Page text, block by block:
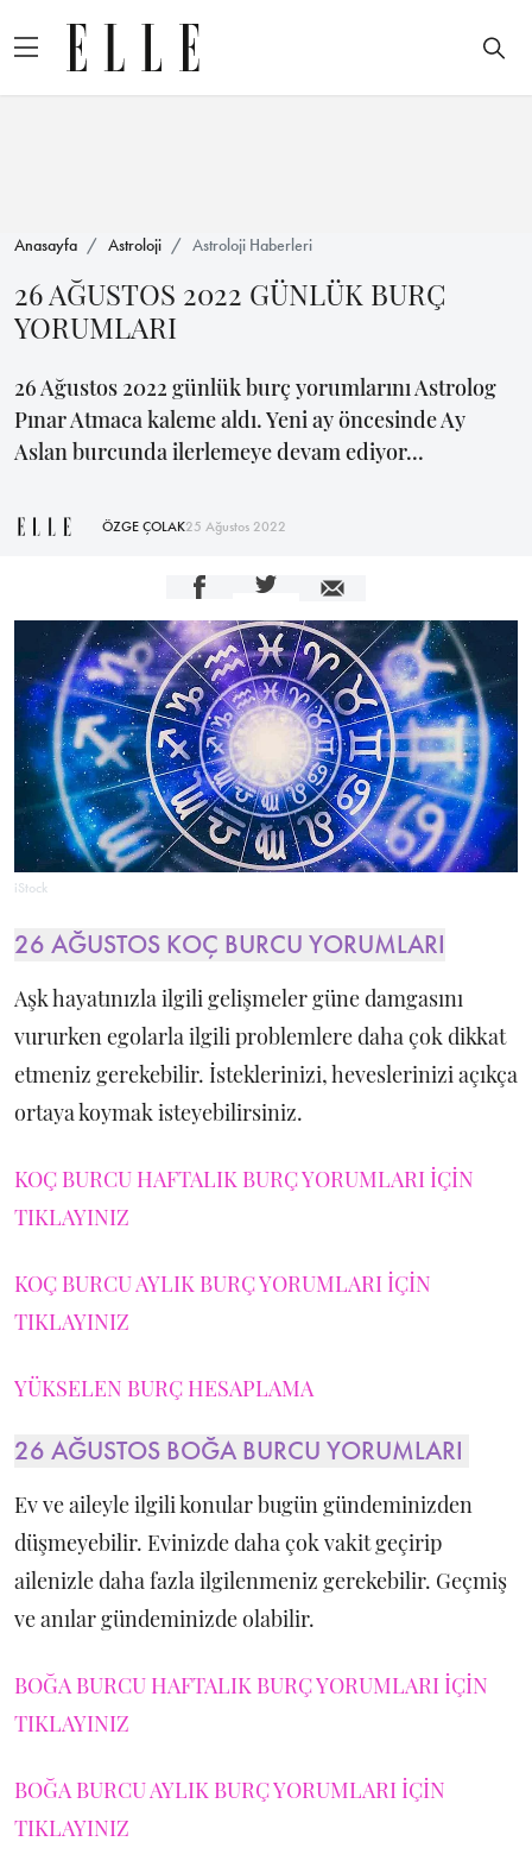
Anasayfa Astroloji Astroloji Haberleri
26 AĞUSTOS 2022 GÜNLÜK BURÇ
YORUMLARI
26 Ağustos 2022 günlük burç yorumlarını Astrolog
Pınar Atmaca kaleme aldı. Yeni ay öncesinde Ay
Aslan burcunda ilerlemeye devam ediyor...
ÖZGE ÇOLAK25 Ağustos 2022
iStock
26 AĞUSTOS KOÇ BURCU YORUMLARI
Aşk hayatınızla ilgili gelişmeler güne damgasını
vururken egolarla ilgili problemlere daha çok dikkat
etmeniz gerekebilir. İsteklerinizi, heveslerinizi açıkça
ortaya koymak isteyebilirsiniz.
KOÇ BURCU HAFTALIK BURÇ YORUMLARI İÇİN
TIKLAYINIZ
KOÇ BURCU AYLIK BURÇ YORUMLARI İÇİN
TIKLAYINIZ
YÜKSELEN BURÇ HESAPLAMA
26 AĞUSTOS BOĞA BURCU YORUMLARI
Ev ve aileyle ilgili konular bugün gündeminizden
düşmeyebilir. Evinizde daha çok vakit geçirip
ailenizle daha fazla ilgilenmeniz gerekebilir. Geçmiş
ve anılar gündeminizde olabilir.
BOĞA BURCU HAFTALIK BURÇ YORUMLARI İÇİN
TIKLAYINIZ
BOĞA BURCU AYLIK BURÇ YORUMLARI İÇİN
TIKLAYINIZ